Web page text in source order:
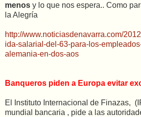
menos y lo que nos espera.. Como
la Alegría
http://www.noticiasdenavarra.com/
ida-salarial-del-63-para-los-
alemania-en-dos-aos
Banqueros piden a Europa evitar
El Instituto Internacional de Finazas,
mundial bancaria , pide a las